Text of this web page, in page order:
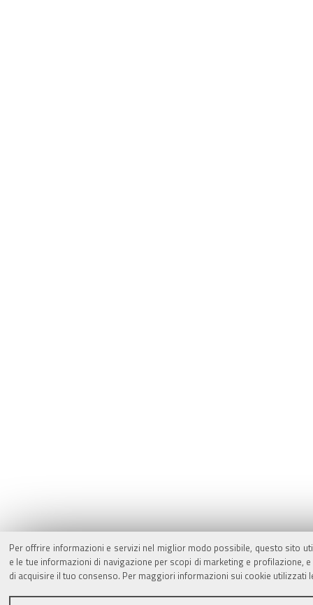
Per offrire informazioni e servizi nel miglior modo possibile, questo sito
e le tue informazioni di navigazione per scopi di marketing e
di acquisire il tuo consenso. Per maggiori informazioni sui cookie utilizzati